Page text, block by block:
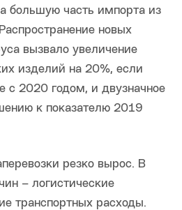
большую часть импорта из
новых
вызвало увеличение
изделий на 20%, если
с 2020 годом, и двузначное
к показателю 2019
резко вырос. В
– логистические
транспортных расходы.